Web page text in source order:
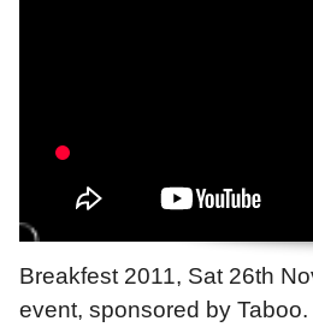
Breakfest 2011, Sat 26th
event, sponsored by